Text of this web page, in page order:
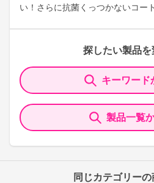
い！さらに抗菌くっつかないコー
探したい製品を
キーワード
製品一覧
同じカテゴリー